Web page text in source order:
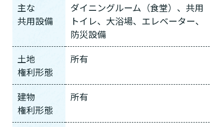
主な
共用設備
ダイニングルーム（食堂）、共用
トイレ、大浴場、エレベーター、
防災設備
土地
権利形態
所有
建物
権利形態
所有